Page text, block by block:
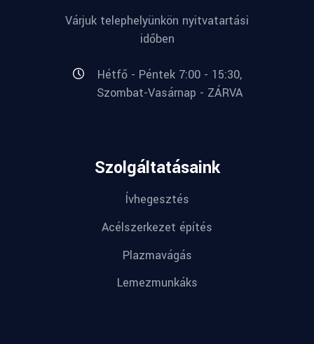
Várjuk telephelyünkön nyitvatartási
időben
Hétfő - Péntek 7:00 - 15:30,
Szombat-Vasárnap - ZÁRVA
Szolgáltatásaink
Ívhegesztés
Acélszerkezet építés
Plazmavágás
Lemezmunkáks